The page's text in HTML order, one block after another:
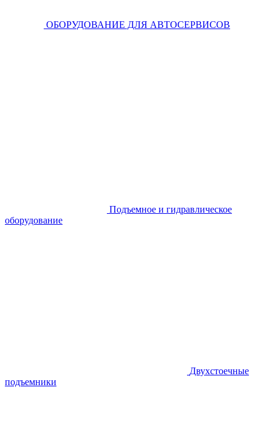
ОБОРУДОВАНИЕ ДЛЯ АВТОСЕРВИСОВ
Подъемное и гидравлическое
оборудование
Двухстоечные
подъемники